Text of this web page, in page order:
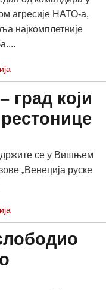
агресије НАТО-а,
најкомплетније
који
се у Вишњем
„Венеција руске